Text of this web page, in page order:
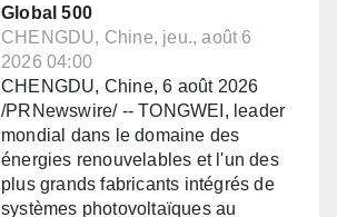
Global 500
CHENGDU, Chine, jeu., août 6
2026 04:00
CHENGDU, Chine, 6 août 2026
/PRNewswire/ -- TONGWEI, leader
mondial dans le domaine des
énergies renouvelables et l'un des
plus grands fabricants intégrés de
systèmes photovoltaïques au